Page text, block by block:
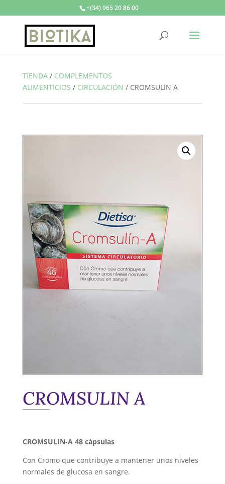
+(34) 965 20 86 00
TIENDA/ COMPLEMENTOS
ALIMENTICIOS / CIRCULACIÓN / CROMSULIN A
CROMSULIN A
CROMSULIN-A 48 cápsulas
Con Cromo que contribuye a mantener unos niveles
normales de glucosa en sangre.